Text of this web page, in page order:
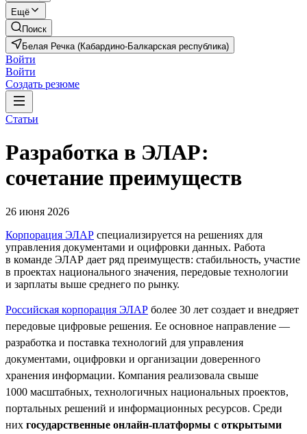
Ещё
Поиск
Белая Речка (Кабардино-Балкарская республика)
Войти
Войти
Создать резюме
Статьи
Разработка в ЭЛАР:
сочетание преимуществ
26 июня 2026
Корпорация ЭЛАР специализируется на решениях для
управления документами и оцифровки данных. Работа
в команде ЭЛАР дает ряд преимуществ: стабильность, участие
в проектах национального значения, передовые технологии
и зарплаты выше среднего по рынку.
Российская корпорация ЭЛАР более 30 лет создает и внедряет
передовые цифровые решения. Ее основное направление —
разработка и поставка технологий для управления
документами, оцифровки и организации доверенного
хранения информации. Компания реализовала свыше
1000 масштабных, технологичных национальных проектов,
портальных решений и информационных ресурсов. Среди
них государственные онлайн-платформы с открытыми